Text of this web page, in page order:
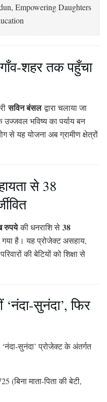
Empowering Daughters
शहर तक पहुँचा
सविन बंसलद्वारा चलाया जा
उज्जवल भविष्य का पर्याय बन
से यह योजना अब ग्रामीण क्षेत्रों
से 38
रुपयेकी धनराशि से 38
है। यह प्रोजेक्ट असहाय,
की बेटियों को शिक्षा से
सुनंदा’, फिर
सुनंदा’ प्रोजेक्ट के अंतर्गत
(बिना माता-पिता की बेटी,